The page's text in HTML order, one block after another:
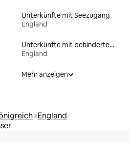
Unterkünfte mit Seezugang
England
Unterkünfte mit behindertengerechtem Bett
England
Mehr anzeigen
England